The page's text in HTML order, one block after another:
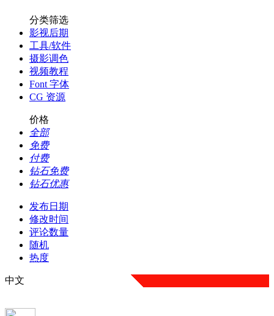
分类筛选
影视后期
工具/软件
摄影调色
视频教程
Font 字体
CG 资源
价格
全部
免费
付费
钻石免费
钻石优惠
发布日期
修改时间
评论数量
随机
热度
中文